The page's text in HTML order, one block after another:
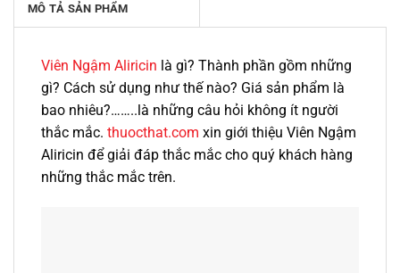
MÔ TẢ SẢN PHẨM
Viên Ngậm Aliricin là gì? Thành phần gồm những
gì? Cách sử dụng như thế nào? Giá sản phẩm là
bao nhiêu?……..là những câu hỏi không ít người
thắc mắc. thuocthat.com xin giới thiệu Viên Ngậm
Aliricin để giải đáp thắc mắc cho quý khách hàng
những thắc mắc trên.